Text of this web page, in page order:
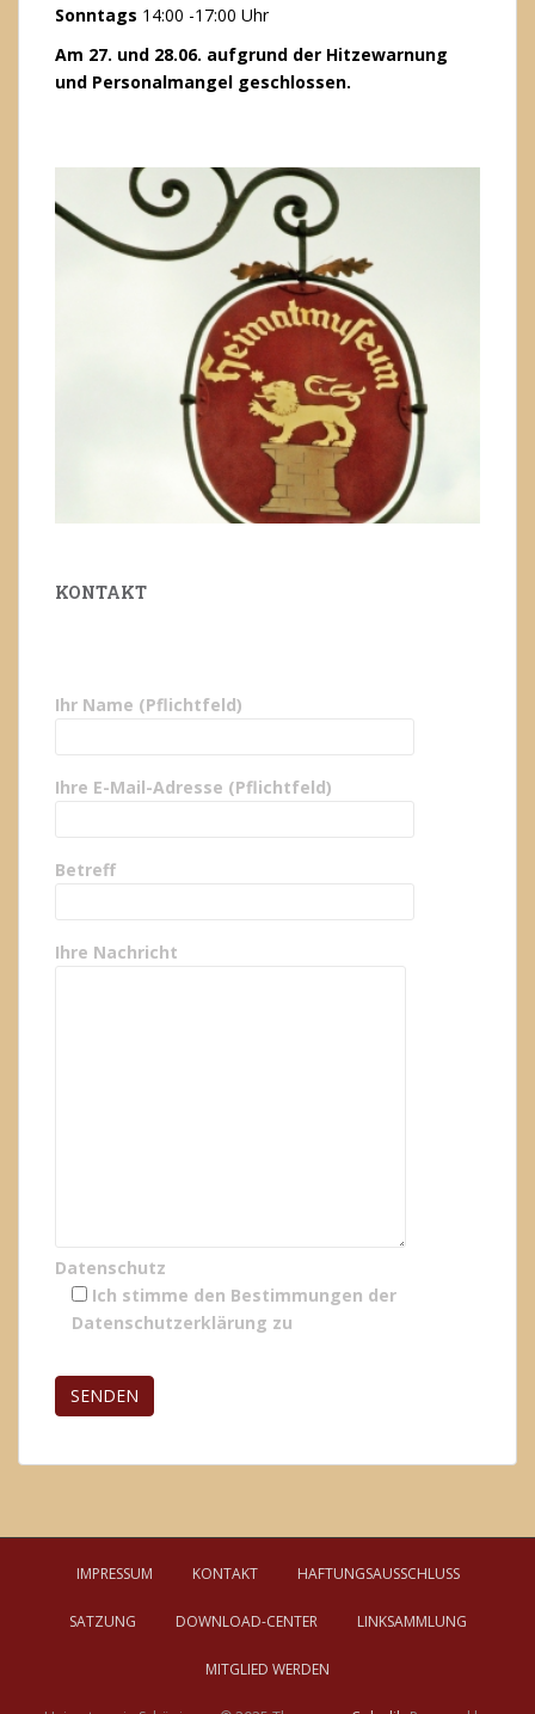
Sonntags 14:00 -17:00 Uhr
Am 27. und 28.06. aufgrund der Hitzewarnung
und Personalmangel geschlossen.
KONTAKT
Ihr Name (Pflichtfeld)
Ihre E-Mail-Adresse (Pflichtfeld)
Betreff
Ihre Nachricht
Datenschutz
Ich stimme den Bestimmungen der
Datenschutzerklärung zu
IMPRESSUM KONTAKT HAFTUNGSAUSSCHLUSS
SATZUNG DOWNLOAD-CENTER LINKSAMMLUNG
MITGLIED WERDEN